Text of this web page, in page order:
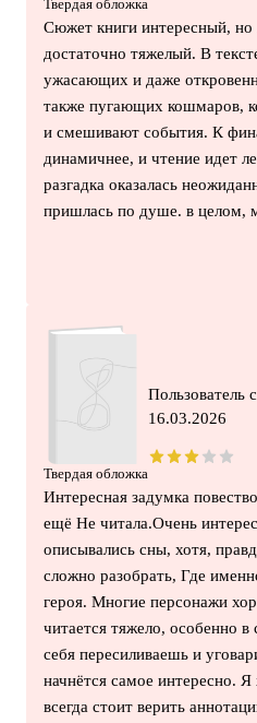
Твердая обложка
Сюжет книги интересный, но
достаточно тяжелый. В
ужасающих и даже
также пугающих кошмаров,
и смешивают события. К
динамичнее, и чтение идет
разгадка оказалась
пришлась по душе. в целом,
Твердая обложка
Пользователь
16.03.2026
Интересная задумка
ещё Не читала.Очень
описывались сны, хотя,
сложно разобрать, Где
героя. Многие персонажи
читается тяжело, особенно
себя пересиливаешь и
начнётся самое интересно.
всегда стоит верить